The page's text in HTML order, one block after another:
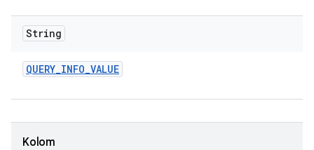
String
QUERY_INFO_VALUE
Kolom